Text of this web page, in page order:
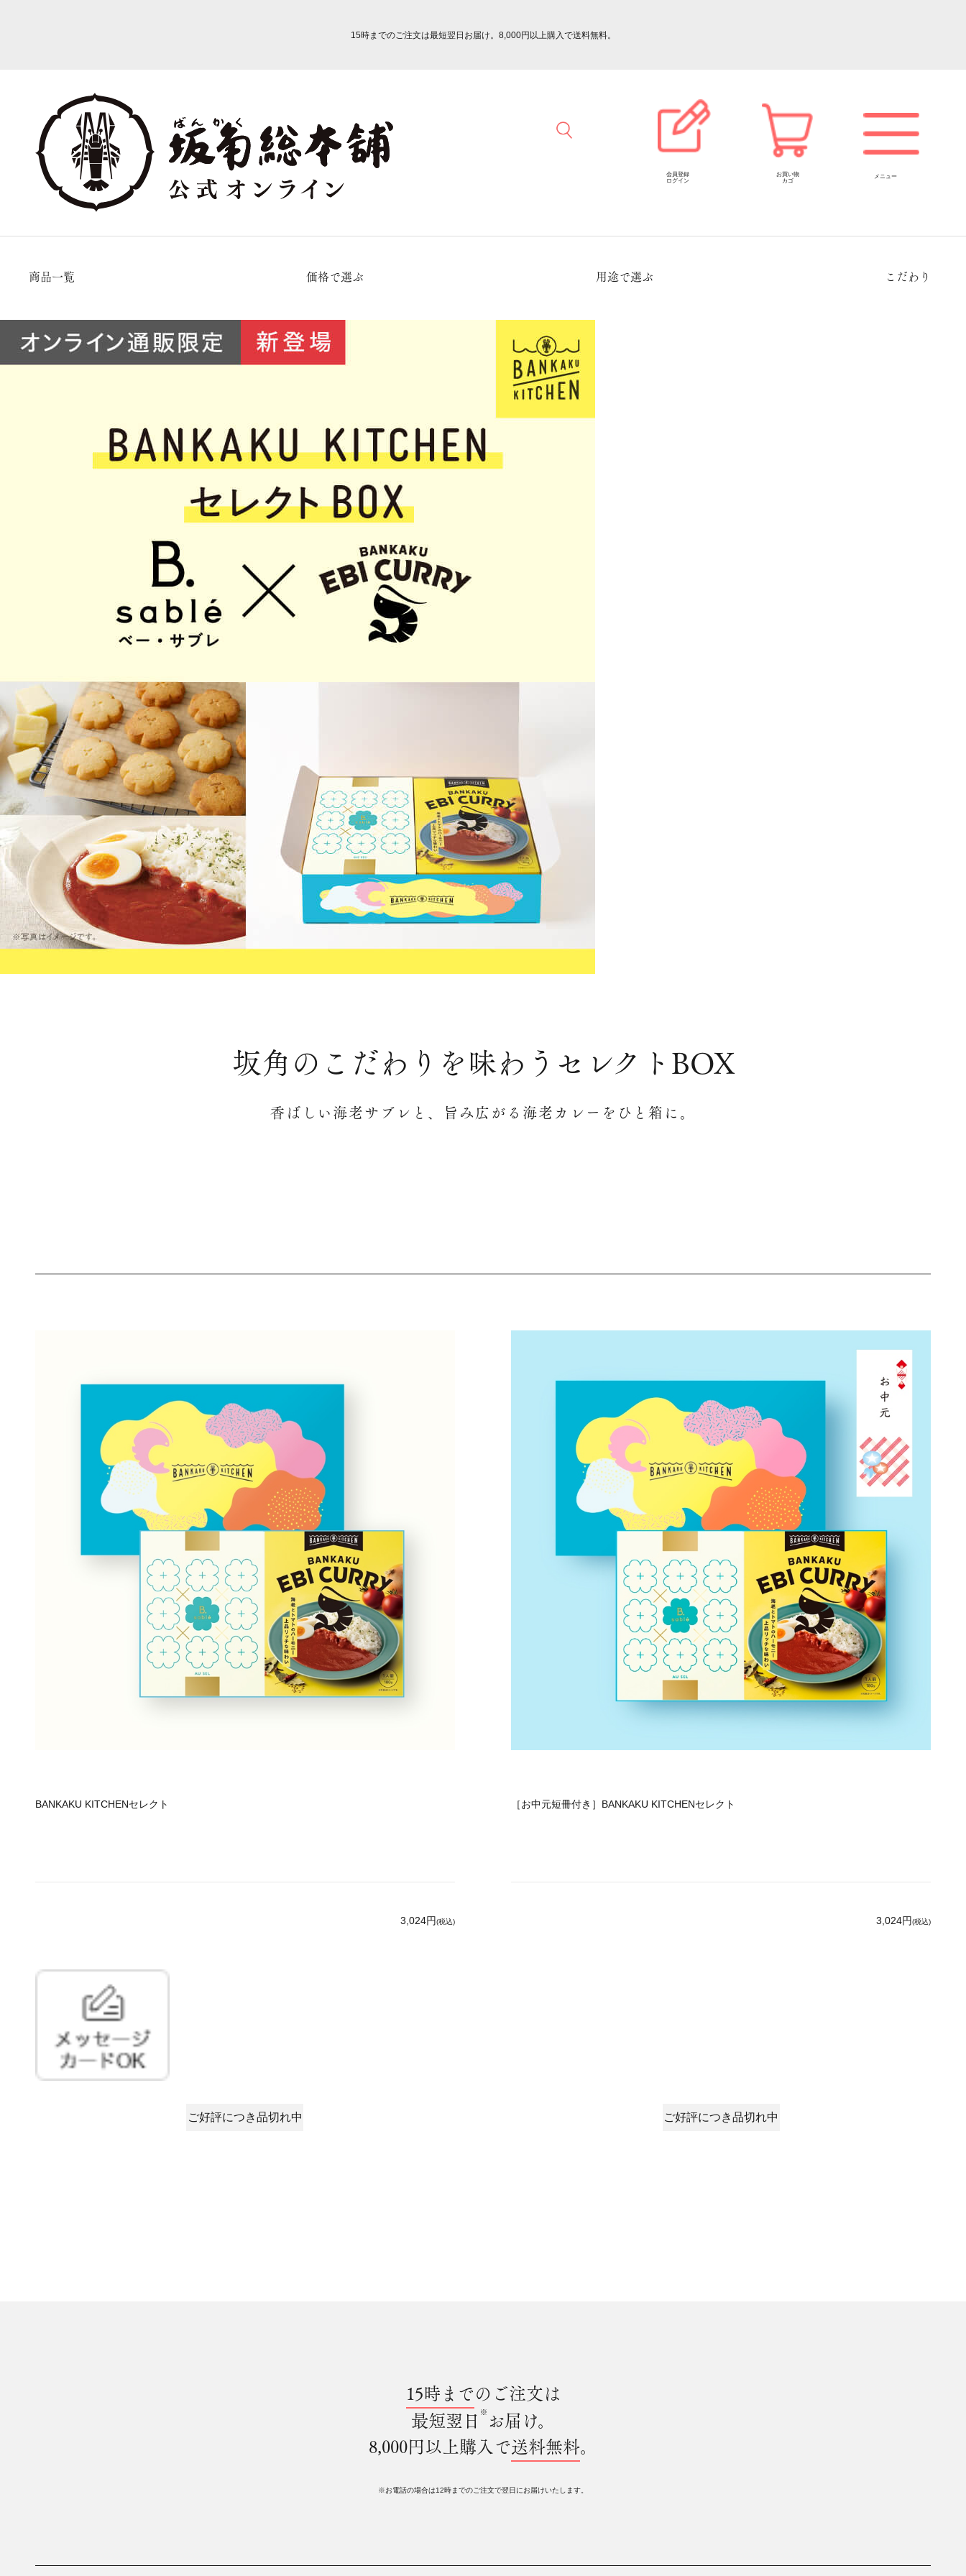
15時までのご注文は最短翌日お届け。8,000円以上購入で送料無料。
会員登録
ログイン
お買い物
カゴ
メニュー
商品一覧 価格で選ぶ 用途で選ぶ こだわり
坂角のこだわりを味わう セレクトBOX
香ばしい海老サブレと、旨み広がる海老カレーをひと箱に。
BANKAKU KITCHENセレクト
3,024円(税込)
ご好評につき品切れ中
［お中元短冊付き］BANKAKU KITCHENセレクト
3,024円(税込)
ご好評につき品切れ中
15時までのご注文は
最短翌日 ※ お届け。
8,000円以上購入で送料無料。
※お電話の場合は12時までのご注文で翌日にお届けいたします。